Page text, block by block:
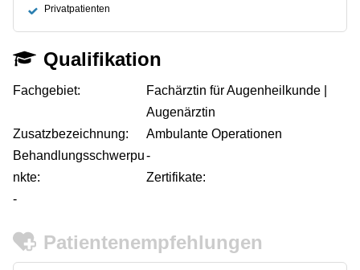
Privatpatienten
Qualifikation
Fachgebiet:
Fachärztin für Augenheilkunde |
Augenärztin
Zusatzbezeichnung:
Ambulante Operationen
Behandlungsschwerpu
nkte:
-
Zertifikate:
-
Patientenempfehlungen